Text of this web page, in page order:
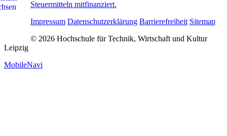
Steuermitteln mitfinanziert.
Impressum Datenschutzerklärung Barrierefreiheit Sitemap
© 2026 Hochschule für Technik, Wirtschaft und Kultur
Leipzig
MobileNavi